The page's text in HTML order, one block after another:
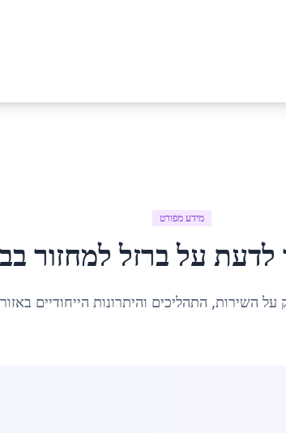
מידע מפורט
לדעת על ברזל למחזור ב
על השירות, התהליכים והיתרונות הייחודיים